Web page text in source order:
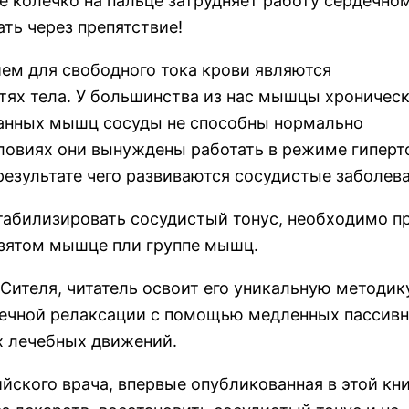
через препятствие!
для свободного тока крови являются
тела. У большинства из нас мышцы
мышц сосуды не способны нормально
они вынуждены работать в режиме
чего развиваются сосудистые
сосудистый тонус, необходимо
мышце пли группе мышц.
читатель освоит его уникальную
релаксации с помощью медленных
лечебных движений.
врача, впервые опубликованная в этой